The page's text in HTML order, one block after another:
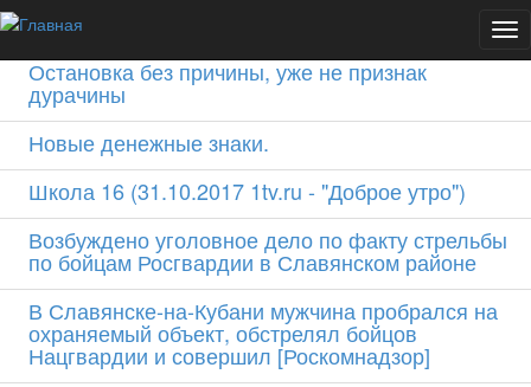
Перейти к основному содержанию
Главные вкладки
Главное
Остановка без причины, уже не признак
дурачины
Новые денежные знаки.
Школа 16 (31.10.2017 1tv.ru - "Доброе утро")
Возбуждено уголовное дело по факту стрельбы
по бойцам Росгвардии в Славянском районе
В Славянске-на-Кубани мужчина пробрался на
охраняемый объект, обстрелял бойцов
Нацгвардии и совершил [Роскомнадзор]